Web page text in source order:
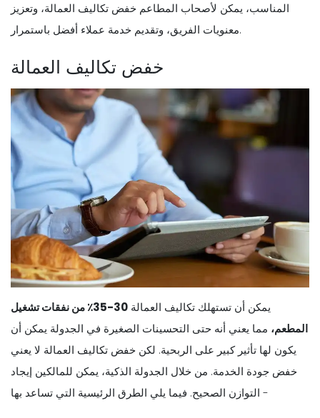
المناسب، يمكن لأصحاب المطاعم خفض تكاليف العمالة، وتعزيز
معنويات الفريق، وتقديم خدمة عملاء أفضل باستمرار.
خفض تكاليف العمالة
يمكن أن تستهلك تكاليف العمالة
30-35٪ من نفقات تشغيل
المطعم، مما يعني أنه حتى التحسينات الصغيرة في الجدولة يمكن أن
يكون لها تأثير كبير على الربحية. لكن خفض تكاليف العمالة لا يعني
خفض جودة الخدمة. من خلال الجدولة الذكية، يمكن للمالكين إيجاد
التوازن الصحيح. فيما يلي الطرق الرئيسية التي تساعد بها -